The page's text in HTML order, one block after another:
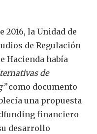
2016, la Unidad de
de Regulación
Hacienda había
de
como documento
una propuesta
financiero
desarrollo